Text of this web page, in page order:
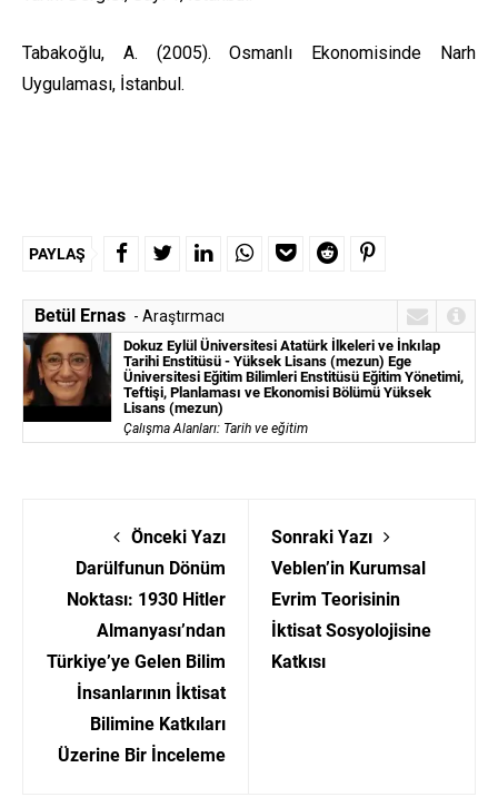
Tabakoğlu, A. (2005). Osmanlı Ekonomisinde Narh
Uygulaması, İstanbul.
PAYLAŞ
Betül Ernas - Araştırmacı
Dokuz Eylül Üniversitesi Atatürk İlkeleri ve İnkılap
Tarihi Enstitüsü - Yüksek Lisans (mezun) Ege
Üniversitesi Eğitim Bilimleri Enstitüsü Eğitim Yönetimi,
Teftişi, Planlaması ve Ekonomisi Bölümü Yüksek
Lisans (mezun)
Çalışma Alanları: Tarih ve eğitim
Önceki Yazı
Darülfunun Dönüm
Noktası: 1930 Hitler
Almanyası’ndan
Türkiye’ye Gelen Bilim
İnsanlarının İktisat
Bilimine Katkıları
Üzerine Bir İnceleme
Sonraki Yazı
Veblen’in Kurumsal
Evrim Teorisinin
İktisat Sosyolojisine
Katkısı